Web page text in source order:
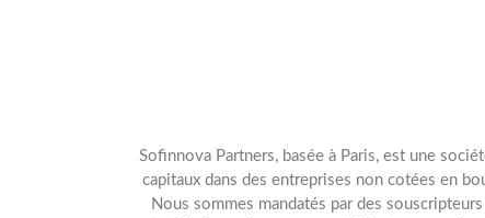
Sofinnova Partners, basée à Paris, est une
capitaux dans des entreprises non cotées en
Nous sommes mandatés par des